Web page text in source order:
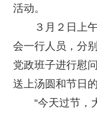
活动。
３月２日上
会一行人员，分
党政班子进行慰
送上汤圆和节日的
“今天过节，